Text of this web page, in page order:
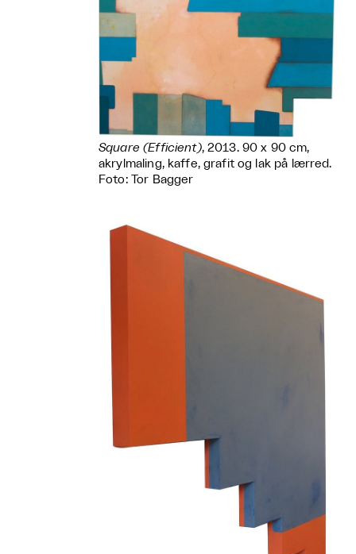
Square (Efficient), 2013. 90 x 90 cm,
akrylmaling, kaffe, grafit og lak på lærred.
Foto: Tor Bagger